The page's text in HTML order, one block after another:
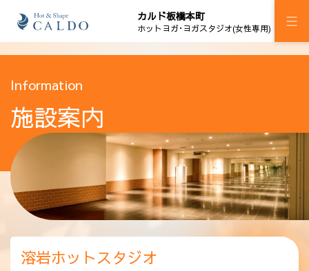
カルド板橋本町
ホットヨガ･ヨガスタジオ(女性専用)
施設案内
プログラム
スケジュール
加圧ボディメイキング
ウェルチケ
Information
施設案内
溶岩ホットスタジオ